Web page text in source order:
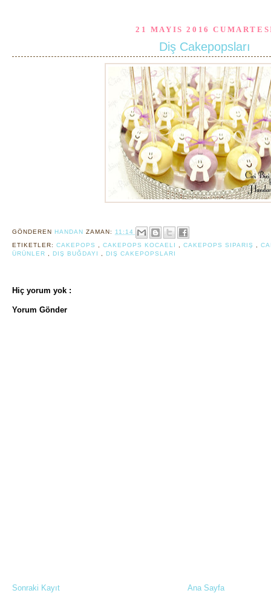
21 MAYIS 2016
Diş Cakepopsları
GÖNDEREN HANDAN ZAMAN: 11:14
ETIKETLER: CAKEPOPS CAKEPOPS KOCAELI CAKEPOPS SIPARIŞ
ÜRÜNLER
DIŞ BUĞDAYI DIŞ CAKEPOPSLARI
Hiç yorum yok :
Yorum Gönder
Sonraki Kayıt Ana Sayfa